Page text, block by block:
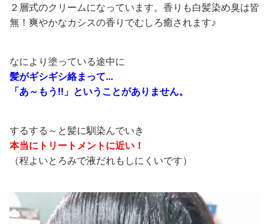
２層式のクリームになっています。香りも白髪染め臭は皆
無！爽やかなカシスの香りでむしろ癒されます♪
なにより塗っている途中に
髪がギシギシ絡まって…
「あ～もう!!」ということがありません。
するする～と髪に馴染んでいき
本当にトリートメントに近い！
（程よいとろみで液だれもしにくいです）